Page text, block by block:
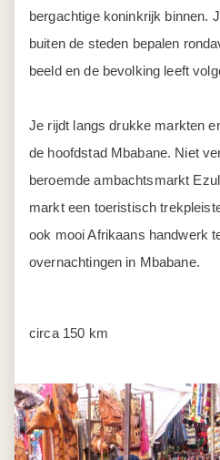
bergachtige koninkrijk binnen.
buiten de steden bepalen
beeld en de bevolking leeft
Je rijdt langs drukke markten
de hoofdstad Mbabane. Niet
beroemde ambachtsmarkt
markt een toeristisch
ook mooi Afrikaans handwerk
overnachtingen in Mbabane.
circa 150 km